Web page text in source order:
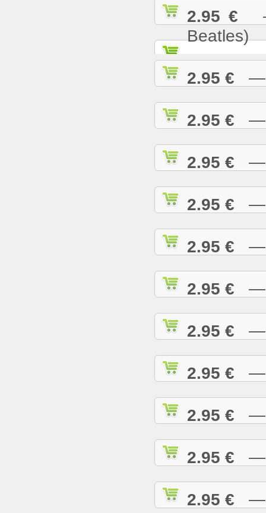
2.95 € —
Beatles)
2.95 € —
2.95 € —
2.95 € —
2.95 € —
2.95 € —
2.95 € —
2.95 € —
2.95 € —
2.95 € —
2.95 € —
2.95 € —